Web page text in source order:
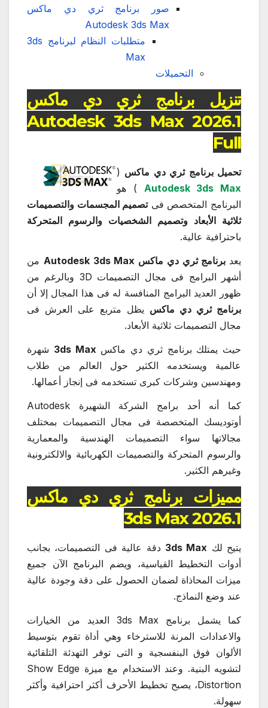
صور برنامج ثري دي ماكس
Autodesk 3ds Max
متطلبات النظام لبرنامج 3ds
Max
التحميلات
تنزيل برنامج ثري دي ماكس
Autodesk 3ds Max 2026.1
Full
تحميل برنامج ثري دي ماكس (
Autodesk 3ds Max ) هو
البرنامج المتخصص فىتصميم المجسمات والتصميمات
ثلاثية الأبعاد وتصميم الشخصيات والرسوم المتحركة
باحترافية عالية.
يعد برنامج ثري دي ماكس Autodesk 3ds Max
من
أشهر البرامج فى مجال التصميمات 3D وبالرغم من
ظهور العديد البرامج المنافسة له فى هذا المجال إلا أن
برنامج ثري دي ماكس يظل متربع على العرش فى
مجال التصميمات ثلاثية الأبعاد.
حيث يمتلك برنامج ثري دي ماكس 3ds Max شهرة
عالمية ويستخدمه الكثير حول العالم من طلاب
ومهندسين وشركات كبرى تستخدمه فى إنجاز أعمالها.
كما أنه أحد برامج الشركة الشهيرة Autodesk
أوتوديسك المتخصصة فى مجال التصميمات بمختلف
مجالاتها سواء التصميمات الهندسية والمعمارية
والرسوم المتحركة والتصميمات الكهربائية والالكترونية
وغيرهم الكثير.
مميزات برنامج ثري دي ماكس
3ds Max 2026.1
يتيح لك 3ds Max دقة عالية فى التصميمات، بجانب
أدوات التخطيط القياسية، ويضم البرنامج الآن جميع
ميزات المحاذاة لضمان الحصول على دقة وجودة عالية
عند وضع النماذج.
كما يشمل برنامج 3ds Max العديد من الخيارات
والاعدادات المرنة للاسترخاء وهي أداة تقوم بتوسيط
الألوان فوق البنفسجية و التى توفر التهدئة التلقائية
لتشويه البنية. وعند الاستخدام مع ميزة Show Edge
Distortion، يصبح تخطيط الأحرف أكثر احترافية وأكثر
سهولة.